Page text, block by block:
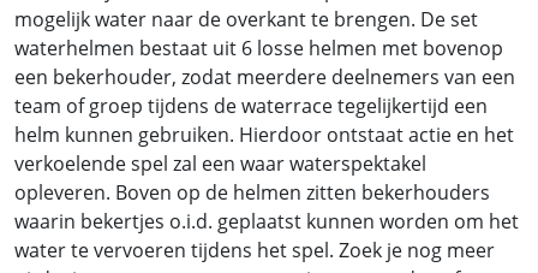
mogelijk water naar de overkant te brengen. De set
waterhelmen bestaat uit 6 losse helmen met bovenop
een bekerhouder, zodat meerdere deelnemers van een
team of groep tijdens de waterrace tegelijkertijd een
helm kunnen gebruiken. Hierdoor ontstaat actie en het
verkoelende spel zal een waar waterspektakel
opleveren. Boven op de helmen zitten bekerhouders
waarin bekertjes o.i.d. geplaatst kunnen worden om het
water te vervoeren tijdens het spel. Zoek je nog meer